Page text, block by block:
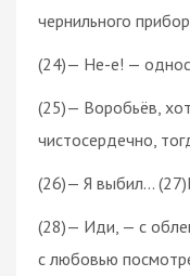
чернильного
(24)— Не-е! —
(25)— Воробьёв,
чистосердечно,
(26)— Я выбил…
(28)— Иди, — с
с любовью